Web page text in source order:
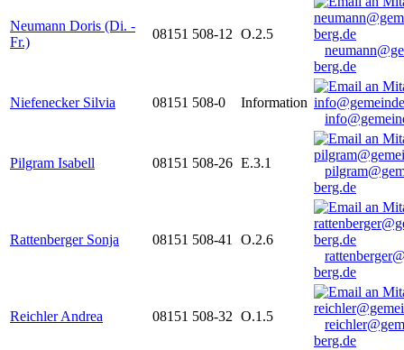
Neumann Doris (Di. -
Fr.)
08151 508-12 O.2.5
berg.de
Niefenecker Silvia 08151 508-0
Information
Pilgram Isabell 08151 508-26 E.3.1
berg.de
Rattenberger Sonja 08151 508-41
O.2.6
berg.de
Reichler Andrea 08151 508-32 O.1.5
berg.de